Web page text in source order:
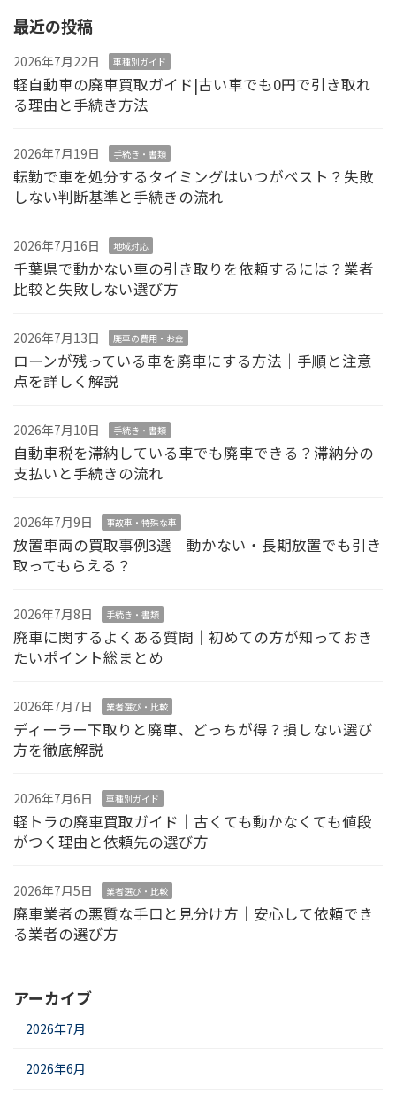
最近の投稿
2026年7月22日 車種別ガイド
軽自動車の廃車買取ガイド|古い車でも0円で引き取れ
る理由と手続き方法
2026年7月19日 手続き・書類
転勤で車を処分するタイミングはいつがベスト？失敗
しない判断基準と手続きの流れ
2026年7月16日 地域対応
千葉県で動かない車の引き取りを依頼するには？業者
比較と失敗しない選び方
2026年7月13日 廃車の費用・お金
ローンが残っている車を廃車にする方法｜手順と注意
点を詳しく解説
2026年7月10日 手続き・書類
自動車税を滞納している車でも廃車できる？滞納分の
支払いと手続きの流れ
2026年7月9日 事故車・特殊な車
放置車両の買取事例3選｜動かない・長期放置でも引き
取ってもらえる？
2026年7月8日 手続き・書類
廃車に関するよくある質問｜初めての方が知っておき
たいポイント総まとめ
2026年7月7日 業者選び・比較
ディーラー下取りと廃車、どっちが得？損しない選び
方を徹底解説
2026年7月6日 車種別ガイド
軽トラの廃車買取ガイド｜古くても動かなくても値段
がつく理由と依頼先の選び方
2026年7月5日 業者選び・比較
廃車業者の悪質な手口と見分け方｜安心して依頼でき
る業者の選び方
アーカイブ
2026年7月
2026年6月